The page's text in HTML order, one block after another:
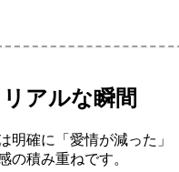
アルな瞬間
明確に「愛情が減った」
の積み重ねです。